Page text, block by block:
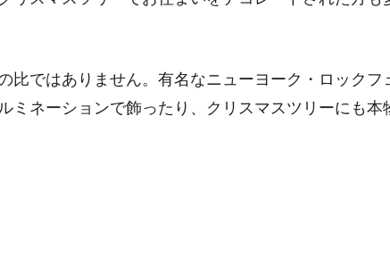
比ではありません。有名なニューヨーク・ロックフ
ミネーションで飾ったり、クリスマスツリーにも本